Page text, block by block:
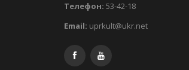
Телефон: 53-42-18
Email: uprkult@ukr.net